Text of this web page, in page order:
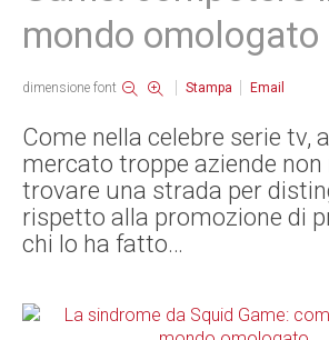
mondo omologato
dimensione font Stampa Email
Come nella celebre serie tv,
mercato troppe aziende non
trovare una strada per
rispetto alla promozione di
chi lo ha fatto…